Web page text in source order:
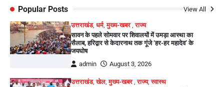
Popular Posts View All
उत्तराखंड,धर्म,मुख्य-खबर ,राज्य
सावन के पहले सोमवार पर शिवालयों में उमड़ा आस्था का
सैलाब, हरिद्वार से केदारनाथ तक गूंजे ‘हर-हर महादेव’ के
जयघोष
admin
August 3, 2026
उत्तराखंड,खेल,मुख्य-खबर ,राज्य,स्वास्थ